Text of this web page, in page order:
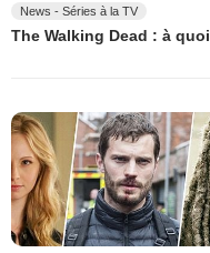
News - Séries à la TV
The Walking Dead : à